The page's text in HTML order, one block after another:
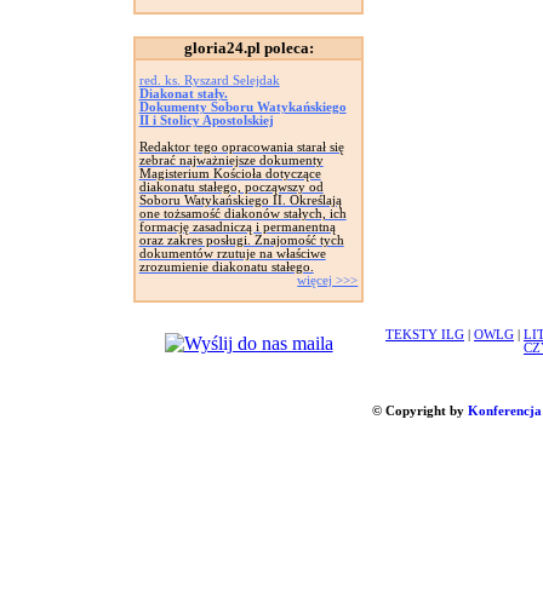
gloria24.pl poleca:
red. ks. Ryszard Selejdak
Diakonat stały.
Dokumenty Soboru Watykańskiego
II i Stolicy Apostolskiej
Redaktor tego opracowania starał się
zebrać najważniejsze dokumenty
Magisterium Kościoła dotyczące
diakonatu stałego, począwszy od
Soboru Watykańskiego II. Określają
one tożsamość diakonów stałych, ich
formację zasadniczą i permanentną
oraz zakres posługi. Znajomość tych
dokumentów rzutuje na właściwe
zrozumienie diakonatu stałego.
więcej >>>
TEKSTY ILG OWLG
© Copyright by Konferencja